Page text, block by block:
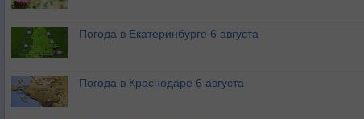
Погода в Екатеринбурге 6 августа
Погода в Краснодаре 6 августа